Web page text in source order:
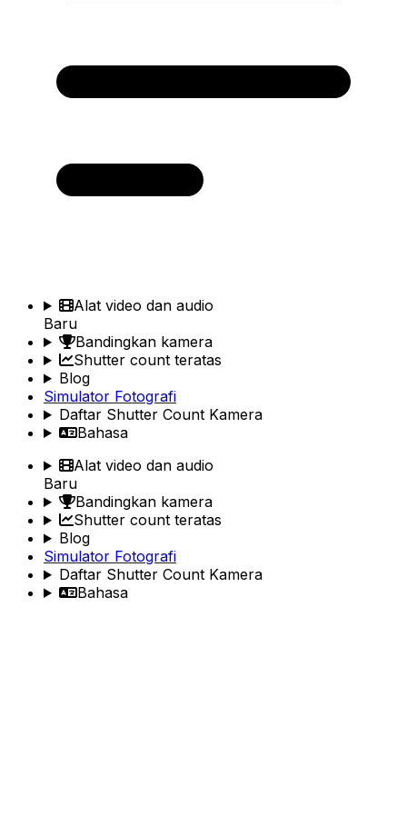
Alat video dan audio
Baru
Bandingkan kamera
Shutter count teratas
Blog
Simulator Fotografi
Daftar Shutter Count Kamera
Bahasa
Alat video dan audio
Baru
Bandingkan kamera
Shutter count teratas
Blog
Simulator Fotografi
Daftar Shutter Count Kamera
Bahasa